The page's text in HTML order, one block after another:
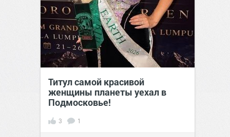
Титул самой красивой
женщины планеты уехал в
Подмосковье!
3 1